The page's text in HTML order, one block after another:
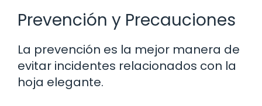
Prevención y Precauciones
La prevención es la mejor manera de
evitar incidentes relacionados con la
hoja elegante.